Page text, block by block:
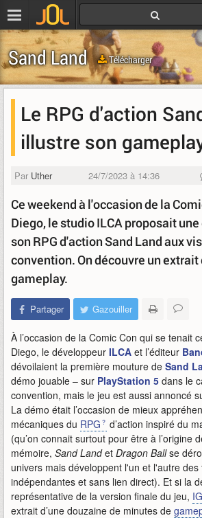
Sand Land Télécharger
Le RPG d'action
illustre son
Par Uther 24/7/2023 à 14:36
Ce weekend à l'occasion de la
Diego, le studio ILCA proposait
son RPG d'action Sand Land aux
convention. On découvre un
gameplay.
Partager Gazouiller
À l’occasion de la Comic Con qui se tenait
Diego, le développeur ILCA et l’éditeur
dévoilaient la première mouture de Sand
démo jouable – sur PlayStation 5 dans le
convention, mais le jeu est aussi annoncé
La démo était l’occasion de mieux
mécaniques du RPG
d’action inspiré du
(qu’on connait surtout pour être à l’origine
mémoire, Sand Landet Dragon Ballse
univers mais développent l'un et l'autre des
indépendantes et sans lien direct). Et si la
représentative de la version finale du jeu,
extrait d’une douzaine de minutes de